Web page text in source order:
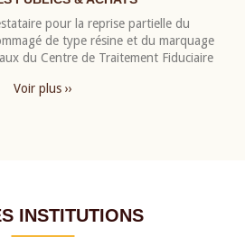
pour la reprise partielle du
de type résine et du marquage
du Centre de Traitement Fiduciaire
Voir plus ››
INSTITUTIONS